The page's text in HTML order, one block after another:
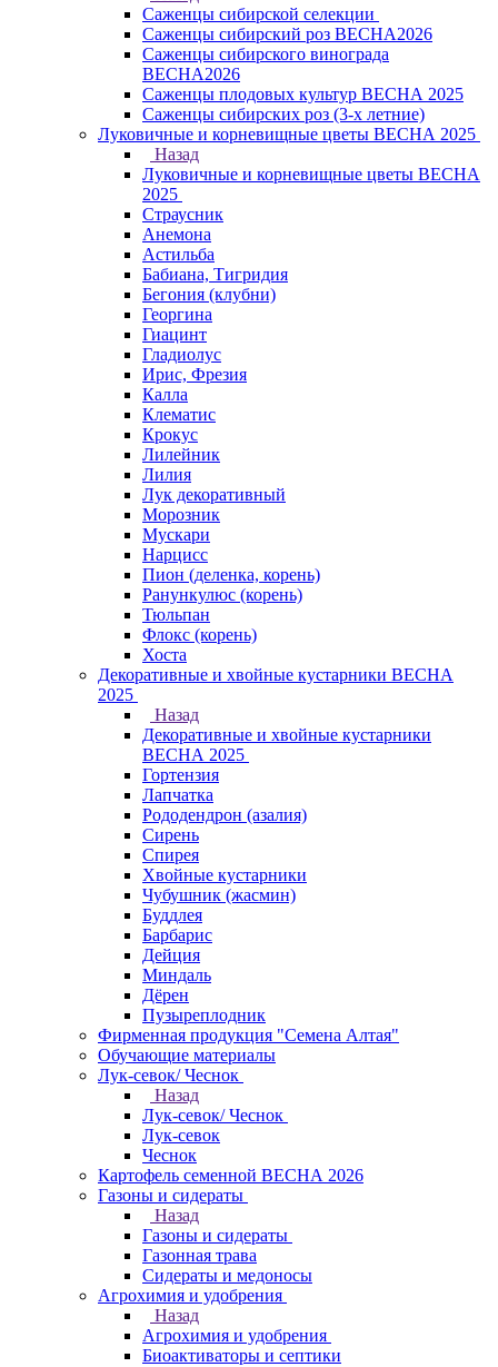
Саженцы сибирской селекции
Саженцы сибирский роз ВЕСНА2026
Саженцы сибирского винограда
ВЕСНА2026
Саженцы плодовых культур ВЕСНА 2025
Саженцы сибирских роз (3-х летние)
Луковичные и корневищные цветы ВЕСНА 2025
Назад
Луковичные и корневищные цветы ВЕСНА
2025
Страусник
Анемона
Астильба
Бабиана, Тигридия
Бегония (клубни)
Георгина
Гиацинт
Гладиолус
Ирис, Фрезия
Калла
Клематис
Крокус
Лилейник
Лилия
Лук декоративный
Морозник
Мускари
Нарцисс
Пион (деленка, корень)
Ранункулюс (корень)
Тюльпан
Флокс (корень)
Хоста
Декоративные и хвойные кустарники ВЕСНА
2025
Назад
Декоративные и хвойные кустарники
ВЕСНА 2025
Гортензия
Лапчатка
Рододендрон (азалия)
Сирень
Спирея
Хвойные кустарники
Чубушник (жасмин)
Буддлея
Барбарис
Дейция
Миндаль
Дёрен
Пузыреплодник
Фирменная продукция "Семена Алтая"
Обучающие материалы
Лук-севок/ Чеснок
Назад
Лук-севок/ Чеснок
Лук-севок
Чеснок
Картофель семенной ВЕСНА 2026
Газоны и сидераты
Назад
Газоны и сидераты
Газонная трава
Сидераты и медоносы
Агрохимия и удобрения
Назад
Агрохимия и удобрения
Биоактиваторы и септики